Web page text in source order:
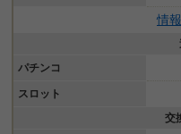
情
パチンコ
スロット
交